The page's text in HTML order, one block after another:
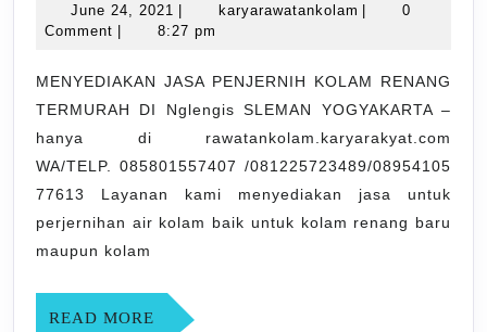
RENANG
DI
Nglengis
SLEMAN
June 24, 2021 June
24,
karyarawatankolam
0
Comment
8:27 pm
MENYEDIAKAN JASA PENJERNIH KOLAM RENANG
TERMURAH DI Nglengis SLEMAN YOGYAKARTA –
hanya di rawatankolam.karyarakyat.com
WA/TELP. 085801557407 /081225723489/08954105
77613 Layanan kami menyediakan jasa untuk
perjernihan air kolam baik untuk kolam renang baru
maupun kolam
READ MORE READ